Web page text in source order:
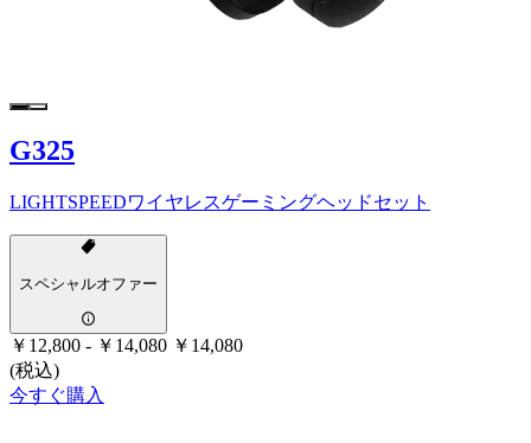
G325
LIGHTSPEEDワイヤレスゲーミングヘッドセット
スペシャルオファー
￥12,800 - ￥14,080 ￥14,080
(税込)
今すぐ購入